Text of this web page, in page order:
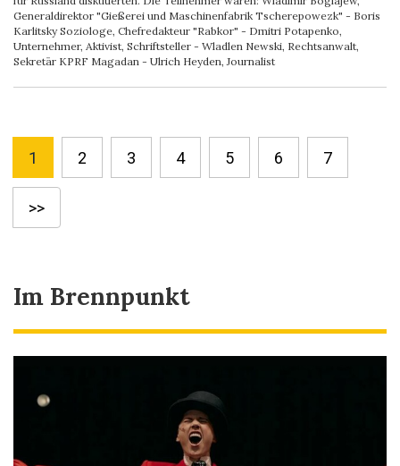
Generaldirektor "Gießerei und Maschinenfabrik Tscherepowezk" - Boris
Кarlitsky Soziologe, Chefredakteur "Rabkor" - Dmitri Potapenko,
Unternehmer, Aktivist, Schriftsteller - Wladlen Newski, Rechtsanwalt,
Sekretär KPRF Magadan - Ulrich Heyden, Journalist
1 2 3 4 5 6 7
>>
Im Brennpunkt